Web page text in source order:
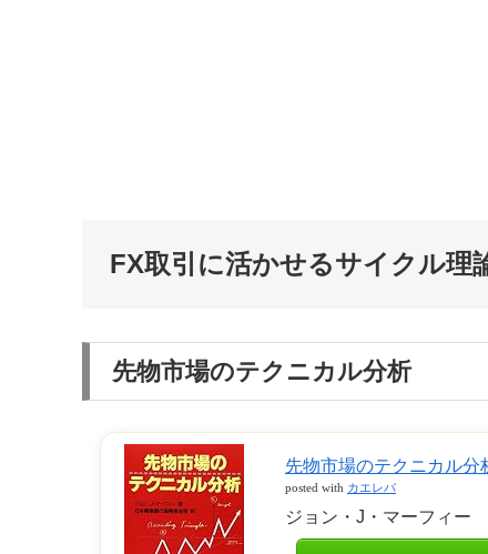
FX取引に活かせるサイクル理
先物市場のテクニカル分析
先物市場のテクニカル分
posted with カエレバ
ジョン・J・マーフィー